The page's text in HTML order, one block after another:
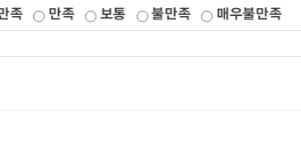
족 만족 보통 불만족 매우불만족